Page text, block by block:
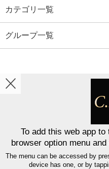
カテゴリ一覧
グループ一覧
表示切替 : ス
Copyright © C．I．O
禁無断複製、無断転載、このホームページ
を禁
To add this web app
browser option menu and
The menu can be accessed by
device has one, or by